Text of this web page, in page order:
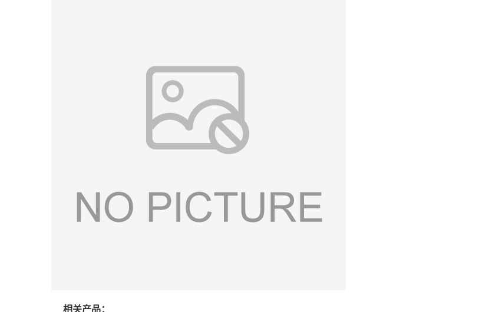
相关产品：